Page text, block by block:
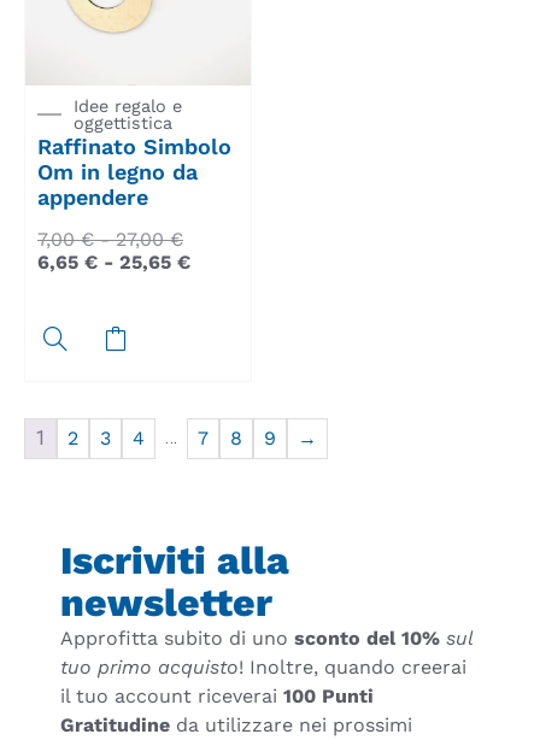
Idee regalo e
oggettistica
Raffinato Simbolo
Om in legno da
appendere
7,00€ - 27,00€
6,65 € - 25,65 €
1 2 3 4 … 7 8 9 →
Iscriviti alla
newsletter
Approfitta subito di uno sconto del 10% sul
tuo primo acquisto! Inoltre, quando creerai
il tuo account riceverai 100 Punti
Gratitudine da utilizzare nei prossimi